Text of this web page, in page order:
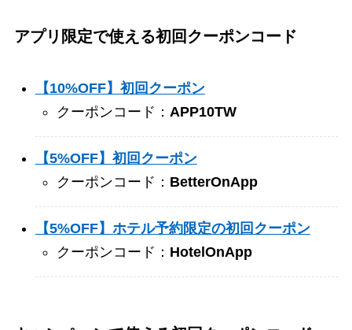
アプリ限定で使える初回クーポンコード
【10%OFF】初回クーポン
クーポンコード： APP10TW
【5%OFF】初回クーポン
クーポンコード： BetterOnApp
【5%OFF】ホテル予約限定の初回クーポン
クーポンコード： HotelOnApp